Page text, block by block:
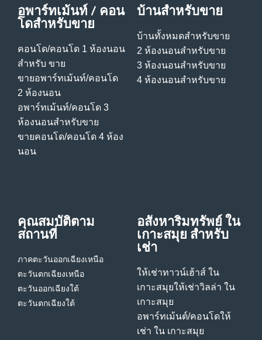
อพาร์ทเม้นท์ / คอน
โดสําหรับขาย
คอนโด/คอนโด 1 ห้องนอน
สําหรับ ขาย
ขายอพาร์ทเม้นท์/คอนโด
2 ห้องนอน
อพาร์ทเม้นท์/คอนโด 3
ห้องนอนสําหรับขาย
ขายคอนโด/คอนโด 4 ห้อง
นอน
บ้านสําหรับขาย
บ้านทั้งหมดสําหรับขาย
2 ห้องนอนสําหรับขาย
3 ห้องนอนสําหรับขาย
4 ห้องนอนสําหรับขาย
คุณสมบัติตาม
สถานที่
ภาคตะวันออกเฉียงเหนือ
ตะวันตกเฉียงเหนือ
ตะวันออกเฉียงใต้
ตะวันตกเฉียงใต้
อสังหาริมทรัพย์ ใน
เกาะสมุย สําหรับ
เช่า
ให้เช่าทาวน์เฮ้าส์ ใน
เกาะสมุยให้เช่าวิลล่า ใน
เกาะสมุย
อพาร์ทเม้นต์/คอนโดให้
เช่า ใน เกาะสมุย